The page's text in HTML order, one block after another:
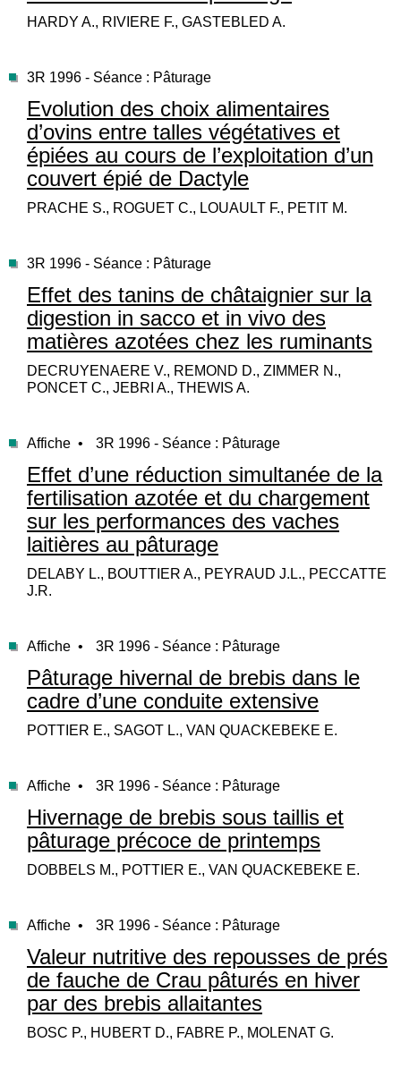
HARDY A., RIVIERE F., GASTEBLED A.
3R 1996 - Séance : Pâturage
Evolution des choix alimentaires
d’ovins entre talles végétatives et
épiées au cours de l’exploitation d’un
couvert épié de Dactyle
PRACHE S., ROGUET C., LOUAULT F., PETIT M.
3R 1996 - Séance : Pâturage
Effet des tanins de châtaignier sur la
digestion in sacco et in vivo des
matières azotées chez les ruminants
DECRUYENAERE V., REMOND D., ZIMMER N.,
PONCET C., JEBRI A., THEWIS A.
Affiche • 3R 1996 - Séance : Pâturage
Effet d’une réduction simultanée de la
fertilisation azotée et du chargement
sur les performances des vaches
laitières au pâturage
DELABY L., BOUTTIER A., PEYRAUD J.L., PECCATTE
J.R.
Affiche • 3R 1996 - Séance : Pâturage
Pâturage hivernal de brebis dans le
cadre d’une conduite extensive
POTTIER E., SAGOT L., VAN QUACKEBEKE E.
Affiche • 3R 1996 - Séance : Pâturage
Hivernage de brebis sous taillis et
pâturage précoce de printemps
DOBBELS M., POTTIER E., VAN QUACKEBEKE E.
Affiche • 3R 1996 - Séance : Pâturage
Valeur nutritive des repousses de prés
de fauche de Crau pâturés en hiver
par des brebis allaitantes
BOSC P., HUBERT D., FABRE P., MOLENAT G.